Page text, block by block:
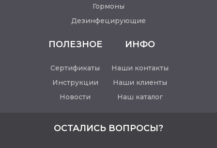
Гормоны
Дезинфецирующие
ПОЛЕЗНОЕ
Сертификаты
Инструкции
Новости
ИНФО
Наши контакты
Наши клиенты
Наш каталог
ОСТАЛИСЬ ВОПРОСЫ?